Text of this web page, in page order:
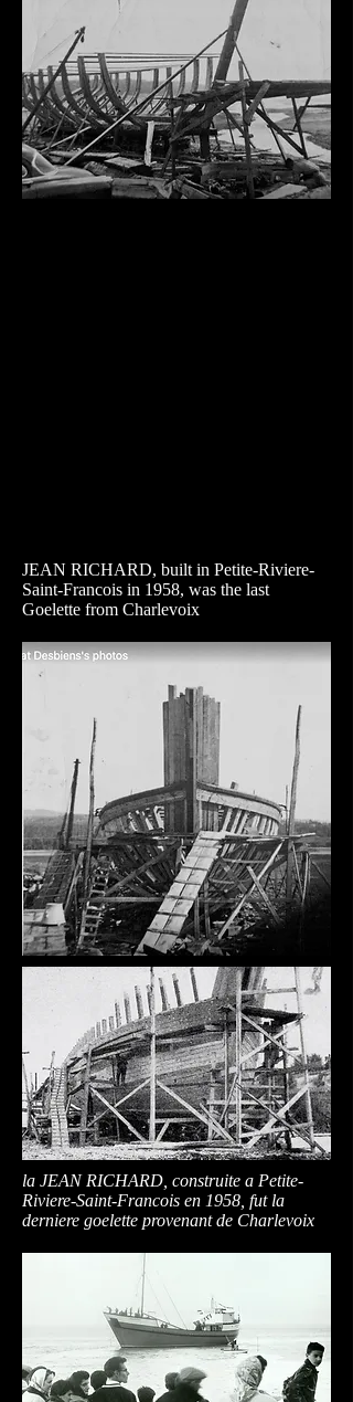
JEAN RICHARD, built in Petite-Riviere-
Saint-Francois in 1958, was the last
Goelette from Charlevoix
la JEAN RICHARD, construite a Petite-
Riviere-Saint-Francois en 1958, fut la
derniere goelette provenant de Charlevoix